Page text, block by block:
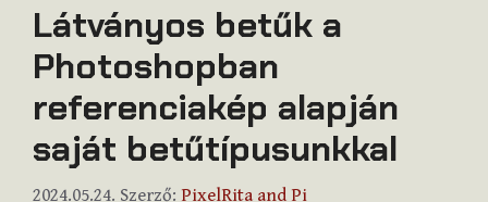
Látványos betűk a
Photoshopban
referenciakép alapján
saját betűtípusunkkal
2024.05.24. Szerző: PixelRita and Pi